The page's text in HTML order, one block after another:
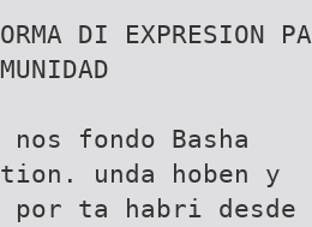
DI EXPRESION PA
nos fondo Basha
unda hoben y
por ta habri desde